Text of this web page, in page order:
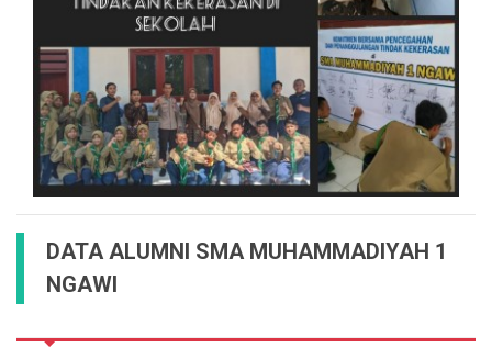
DATA ALUMNI SMA MUHAMMADIYAH 1
NGAWI